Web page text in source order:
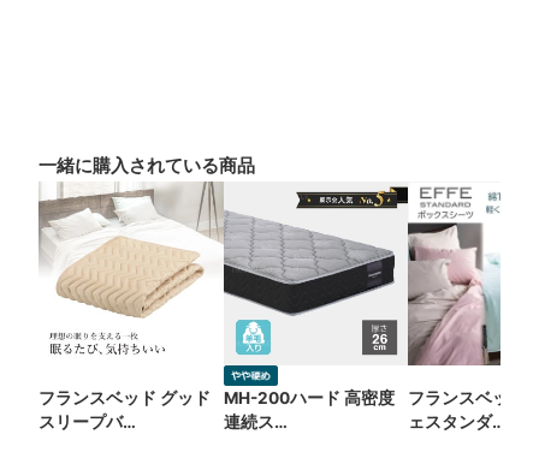
一緒に購入されている商品
フランスベッド グッド
スリープバ…
MH-200ハード 高密度
連続ス…
フランスベッド
ェスタンダ…